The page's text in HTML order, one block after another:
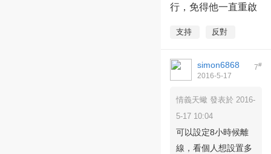
行，免得他一直重啟
支持 反對
7#
simon6868
2016-5-17
情義天蠍 發表於 2016-
5-17 10:04
可以設定8小時候離
線，看個人想設置多